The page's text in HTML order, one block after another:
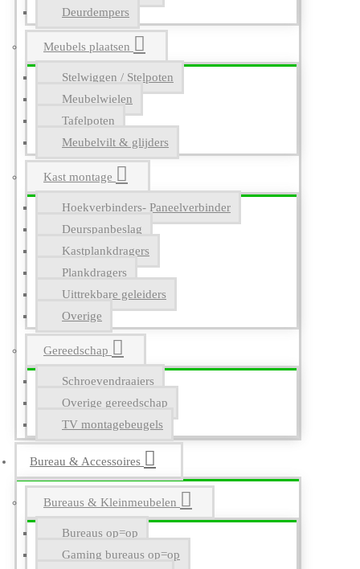
Deurdempers
Meubels plaatsen
Stelwiggen / Stelpoten
Meubelwielen
Tafelpoten
Meubelvilt & glijders
Kast montage
Hoekverbinders- Paneelverbinder
Deurspanbeslag
Kastplankdragers
Plankdragers
Uittrekbare geleiders
Overige
Gereedschap
Schroevendraaiers
Overige gereedschap
TV montagebeugels
Bureau & Accessoires
Bureaus & Kleinmeubelen
Bureaus op=op
Gaming bureaus op=op